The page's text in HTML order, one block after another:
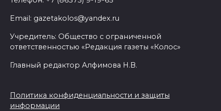
Email: gazetakolos@yandex.ru
Учредитель: Общество с ограниченной
ответственностью «Редакция газеты «Колос»
Главный редактор Алфимова Н.В.
Политика конфиденциальности и защиты
информации